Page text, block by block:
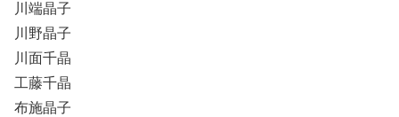
川端晶子
川野晶子
川面千晶
工藤千晶
布施晶子